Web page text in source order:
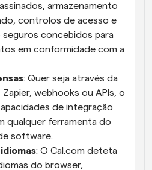
armazenamento
controlos de acesso e
concebidos para
em conformidade com a
: Quer seja através da
Zapier, webhooks ou APIs, o
de integração
qualquer ferramenta do
software.
do browser,